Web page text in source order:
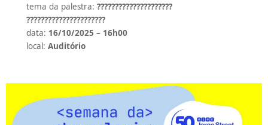
tema da palestra:?????????????????????
??????????????????????
data: 16/10/2025 – 16h00
local:Auditório